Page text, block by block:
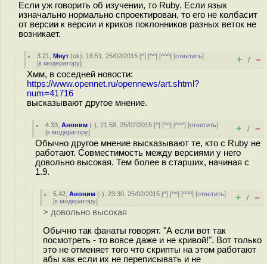
Если уж говорить об изучении, то Ruby. Если язык
изначально нормально спроектирован, то его не колбасит
от версии к версии и криков поклонников разных веток не
возникает.
3.21 ,Мяут (ok), 18:51, 25/02/2015 [^] [^^] [^^^] [ответить]
[к модератору] + / –
Хмм, в соседней новости:
https://www.opennet.ru/opennews/art.shtml?
num=41716
высказывают другое мнение.
4.33 ,Аноним (-), 21:58, 25/02/2015 [^] [^^] [^^^] [ответить]
[к модератору] + / –
Обычно другое мнение высказывают те, кто с Ruby не
работают. Совместимость между версиями у него
довольно высокая. Тем более в старших, начиная с
1.9.
5.42 ,Аноним (-), 23:30, 25/02/2015 [^] [^^] [^^^] [ответить]
[к модератору] + / –
> довольно высокая
Обычно так фанаты говорят. "А если вот так
посмотреть - то вовсе даже и не кривой!". Вот только
это не отменяет того что скрипты на этом работают
абы как если их не переписывать и не